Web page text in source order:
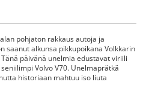
pohjaton rakkaus autoja ja
saanut alkunsa pikkupoikana Volkkarin
päivänä unelmia edustavat viriili
Volvo V70. Unelmaprätkä
historiaan mahtuu iso liuta